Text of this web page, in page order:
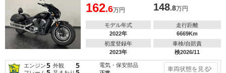
162.6万円 148.8万円
モデル年式
2022年
走行距離
6669Km
初度登録年
2023年
車検/自賠責
検2026/11
エンジン5 外観 5
電気・保安部品
車両状態を見る